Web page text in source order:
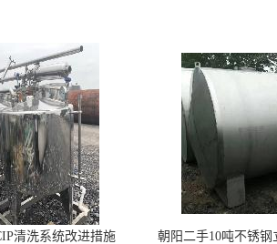
清洗系统改进措施 朝阳二手10吨不锈